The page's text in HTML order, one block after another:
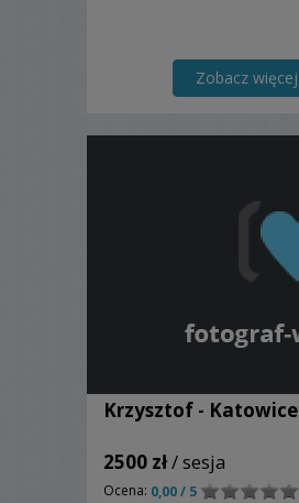
Zobacz więcej
Krzysztof - Katowice
2500 zł/ sesja
Ocena: 0,00 / 5